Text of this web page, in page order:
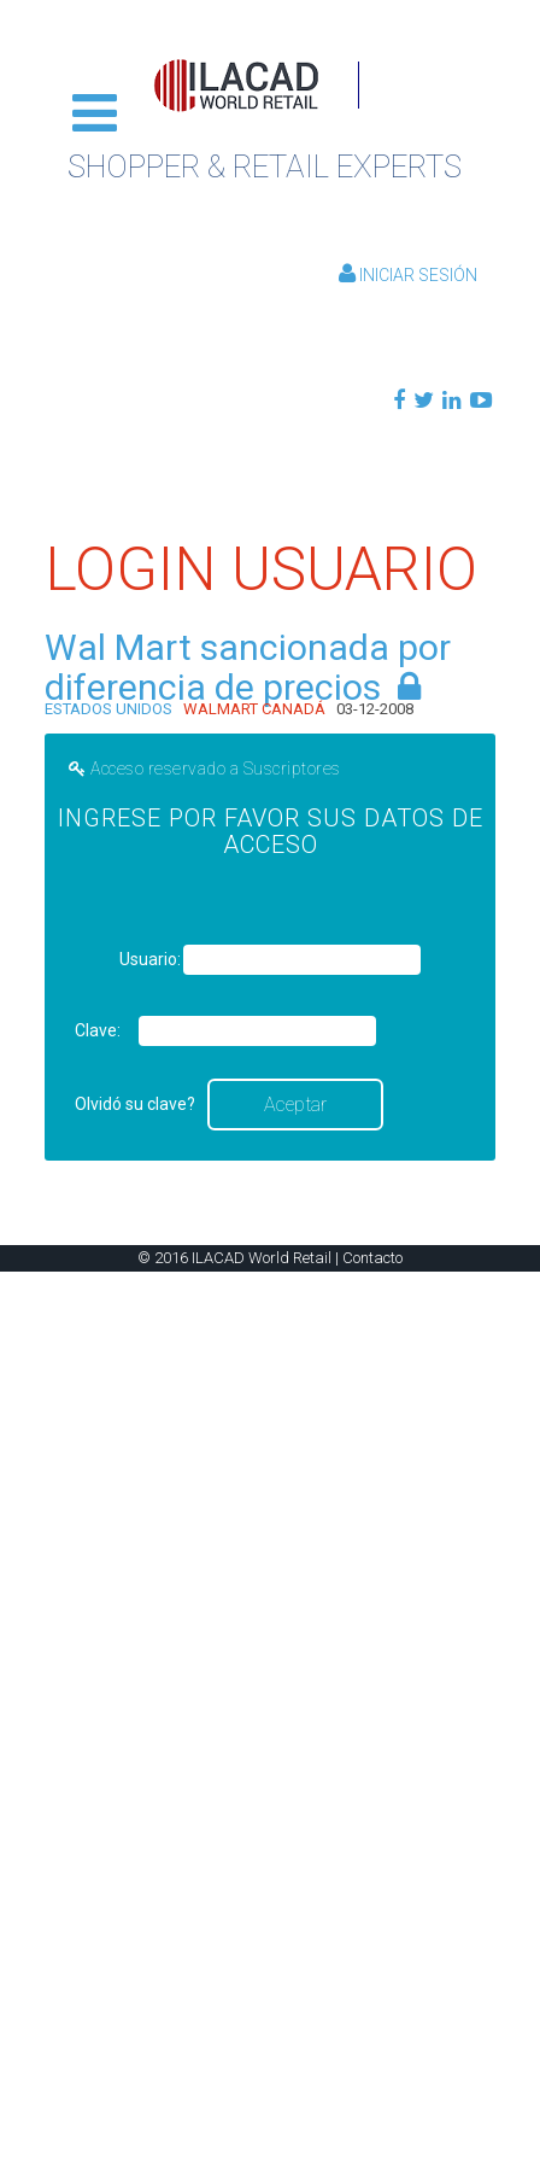
SHOPPER & RETAIL EXPERTS
INICIAR SESIÓN
LOGIN USUARIO
Wal Mart sancionada por
diferencia de precios
ESTADOS UNIDOS WALMART CANADÁ 03-12-2008
Acceso reservado a Suscriptores
INGRESE POR FAVOR SUS DATOS DE
ACCESO
Usuario:
Clave:
Olvidó su clave?
© 2016 ILACAD World Retail | Contacto